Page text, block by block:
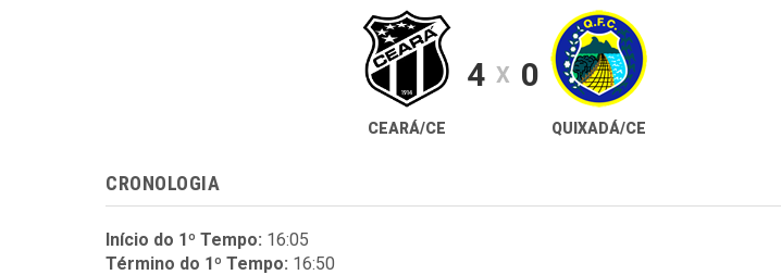
CEARÁ/CE
4 X 0
QUIXADÁ/CE
CRONOLOGIA
Início do 1º Tempo: 16:05
Término do 1º Tempo: 16:50